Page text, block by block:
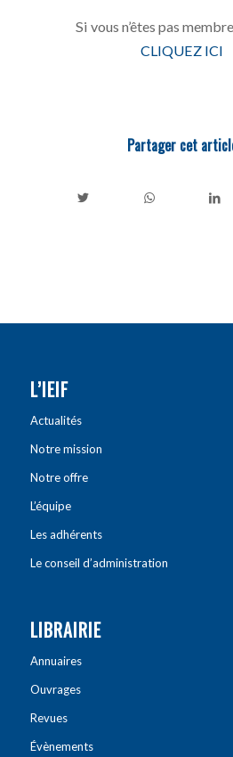
Si vous n’êtes pas
CLIQUEZ ICI
Partager cet
L’IEIF
Actualités
Notre mission
Notre offre
L’équipe
Les adhérents
Le conseil d’administration
LIBRAIRIE
Annuaires
Ouvrages
Revues
Évènements